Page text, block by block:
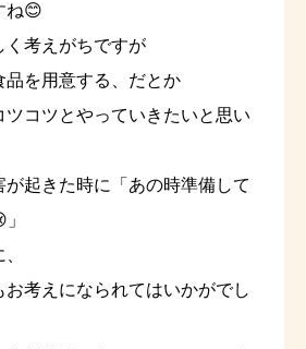
ね😊
く考えがちですが
品を用意する、だとか
ツコツとやっていきたいと思い
が起きた時に「あの時準備して
お考えになられてはいかがでし